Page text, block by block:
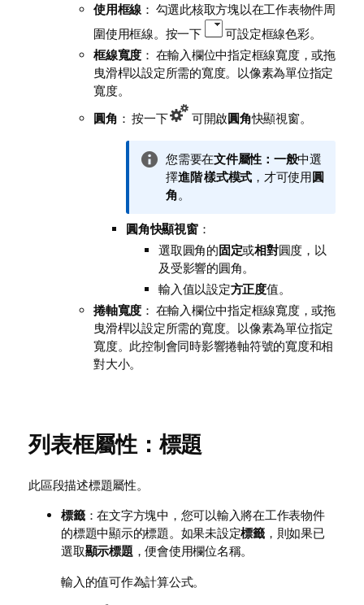
使用框線 ： 勾選此核取方塊以在工作表物件周
圍使用框線。按一下
可設定框線色彩。
框線寬度 ： 在輸入欄位中指定框線寬度，或拖
曳滑桿以設定所需的寬度。以像素為單位指定
寬度。
圓角 ： 按一下 可開啟圓角快顯視窗。
資
訊
備
您需要在文件屬性：一般中選
擇進階樣式模式 ，才可使用圓
角。
圓角快顯視窗：
選取圓角的固定或相對圓度，以
及受影響的圓角。
輸入值以設定方正度值。
捲軸寬度 ： 在輸入欄位中指定框線寬度，或拖
曳滑桿以設定所需的寬度。以像素為單位指定
寬度。此控制會同時影響捲軸符號的寬度和相
對大小。
列表框屬性：標題
此區段描述標題屬性。
標籤：在文字方塊中，您可以輸入將在工作表物件
的標題中顯示的標題。如果未設定標籤，則如果已
選取顯示標題 ，便會使用欄位名稱。
輸入的值可作為計算公式。